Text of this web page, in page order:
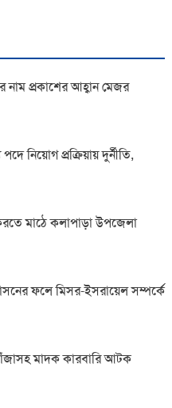
নাম প্রকাশের আহ্বান মেজর
নিয়োগ প্রক্রিয়ায় দুর্নীতি,
মাঠে কলাপাড়া উপজেলা
ফলে মিসর-ইসরায়েল সম্পর্কে
মাদক কারবারি আটক